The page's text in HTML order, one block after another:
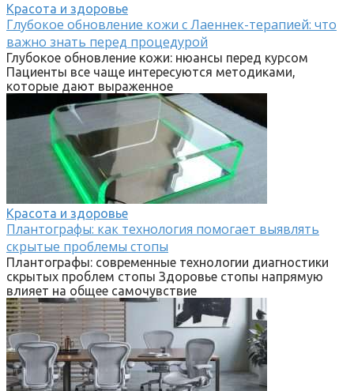
Красота и здоровье
Глубокое обновление кожи с Лаеннек-терапией: что
важно знать перед процедурой
Глубокое обновление кожи: нюансы перед курсом
Пациенты все чаще интересуются методиками,
которые дают выраженное
Красота и здоровье
Плантографы: как технология помогает выявлять
скрытые проблемы стопы
Плантографы: современные технологии диагностики
скрытых проблем стопы Здоровье стопы напрямую
влияет на общее самочувствие